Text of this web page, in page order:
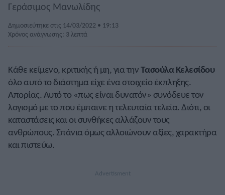
Γεράσιμος Μανωλίδης
Δημοσιεύτηκε στις 14/03/2022 • 19:13
Χρόνος ανάγνωσης: 3 λεπτά
Κάθε κείμενο, κριτικής ή μη, για τηνΤασούλα Κελεσίδου
όλο αυτό το διάστημα είχε ένα στοιχείo έκπληξης.
Απορίας. Αυτό το «πως είναι δυνατόν» συνόδευε τον
λογισμό με το που έμπαινε η τελευταία τελεία. Διότι, οι
καταστάσεις και οι συνθήκες αλλάζουν τους
ανθρώπους. Σπάνια όμως αλλοιώνουν αξίες, χαρακτήρα
και πιστεύω.